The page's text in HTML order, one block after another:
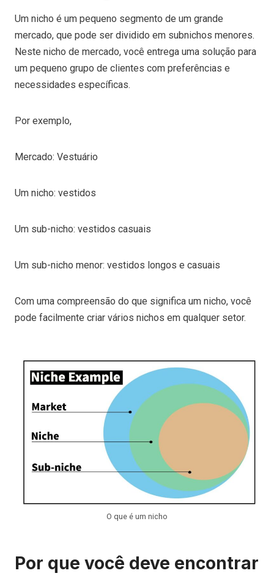
Um nicho é um pequeno segmento de um grande
mercado, que pode ser dividido em subnichos menores.
Neste nicho de mercado, você entrega uma solução para
um pequeno grupo de clientes com preferências e
necessidades específicas.
Por exemplo,
Mercado: Vestuário
Um nicho: vestidos
Um sub-nicho: vestidos casuais
Um sub-nicho menor: vestidos longos e casuais
Com uma compreensão do que significa um nicho, você
pode facilmente criar vários nichos em qualquer setor.
O que é um nicho
Por que você deve encontrar